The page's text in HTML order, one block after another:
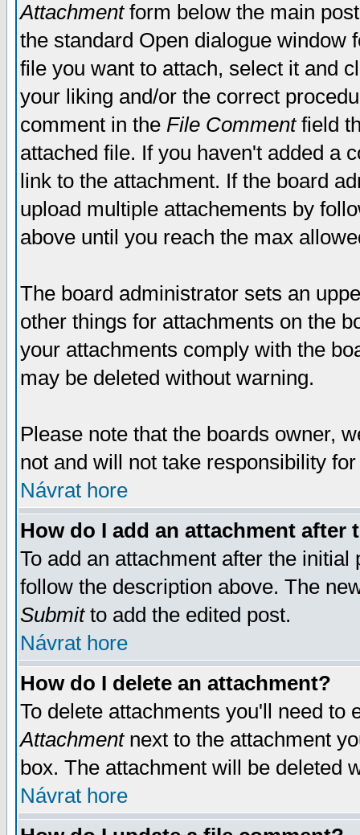
Attachmentform below the main
the standard Open dialogue window
file you want to attach, select it and
your liking and/or the correct
comment in the File Commentfield
attached file. If you haven't added a
link to the attachment. If the board
upload multiple attachements by
above until you reach the max
The board administrator sets an
other things for attachments on the
your attachments comply with the
may be deleted without warning.
Please note that the boards owner,
not and will not take responsibility
Návrat hore
How do I add an attachment after
To add an attachment after the
follow the description above. The
Submitto add the edited post.
Návrat hore
How do I delete an attachment?
To delete attachments you'll need
Attachmentnext to the attachment
box. The attachment will be deleted
Návrat hore